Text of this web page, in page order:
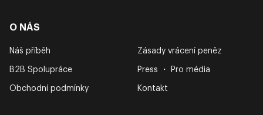
O NÁS
Náš příběh
B2B Spolupráce
Obchodní podmínky
Zásady vrácení peněz
Press ・ Pro média
Kontakt